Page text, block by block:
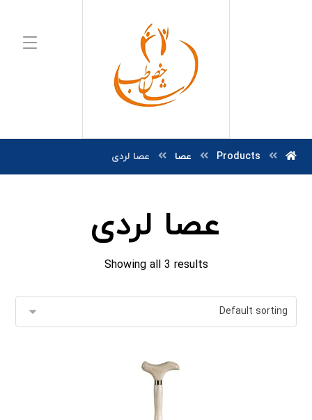
Products عصا عصا لردی
عصا لردی
Showing all 3 results